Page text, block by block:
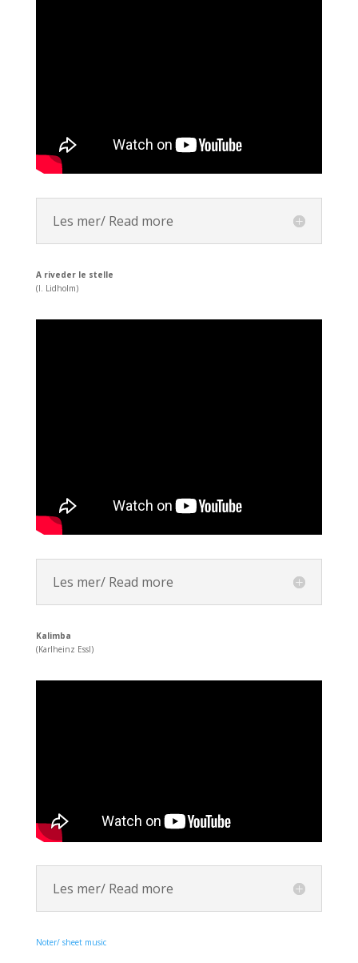
Les mer/ Read more
A riveder le stelle
(I. Lidholm)
Les mer/ Read more
Kalimba
(Karlheinz Essl)
Les mer/ Read more
Noter/ sheet music